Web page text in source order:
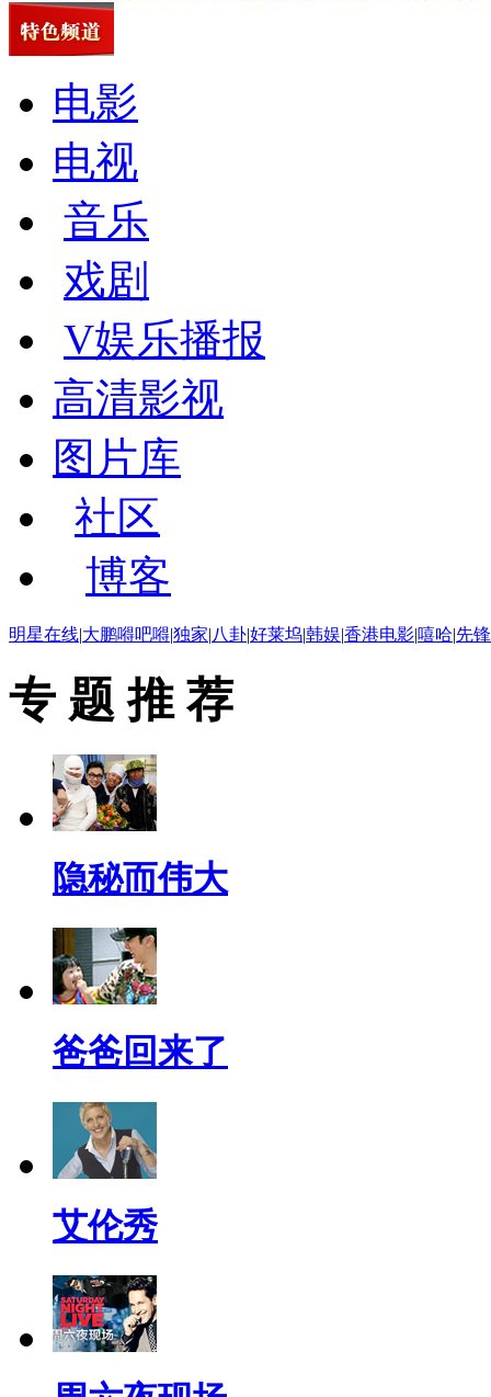
电影
电视
音乐
戏剧
V娱乐播报
高清影视
图片库
社区
博客
明星在线|大鹏嘚吧嘚|独家|八卦|好莱坞|韩娱|香港电影|嘻哈|先
专 题 推 荐
隐秘而伟大
爸爸回来了
艾伦秀